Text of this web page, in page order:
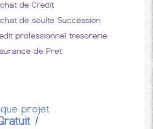
de Credit
de soulte Succession
professionnel tresorerie
de Pret
projet
!